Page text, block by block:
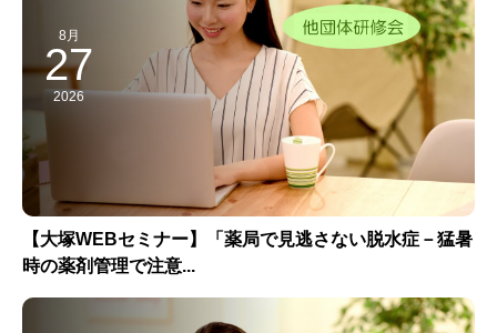
8月
27
2026
【大塚WEBセミナー】「薬局で見逃さない脱水症－猛暑
時の薬剤管理で注意...